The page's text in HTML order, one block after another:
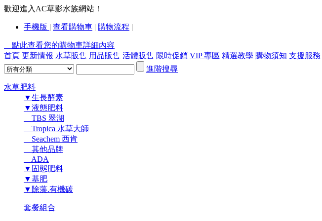
歡迎進入AC草影水族網站！
手機版 | 查看購物車 | 購物流程 |
點此查看您的購物車詳細內容
首頁 更新情報 水草販售 用品販售 活體販售 限時促銷 VIP 專區 精選教學 購物須知 支援服務
進階搜尋
水草肥料
▼生長酵素
▼液態肥料
TBS 翠湖
Tropica 水草大師
Seachem 西肯
其他品牌
ADA
▼固態肥料
▼基肥
▼除藻.有機碳
套餐組合